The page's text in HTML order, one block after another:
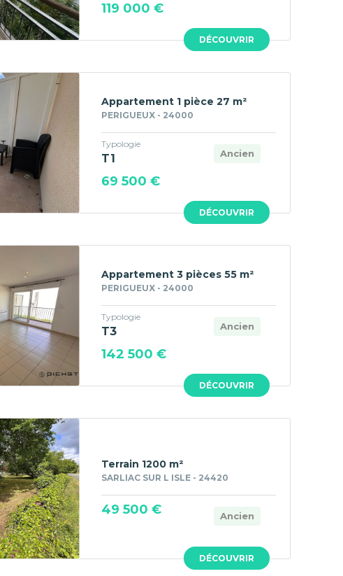
DÉCOUVRIR
119 000 €
DÉCOUVRIR
Appartement 1 pièce 27 m²
PERIGUEUX - 24000
Ancien
Typologie
T1
69 500 €
DÉCOUVRIR
Appartement 3 pièces 55 m²
PERIGUEUX - 24000
Ancien
Typologie
T3
142 500 €
DÉCOUVRIR
Terrain 1200 m²
SARLIAC SUR L ISLE - 24420
Ancien
49 500 €